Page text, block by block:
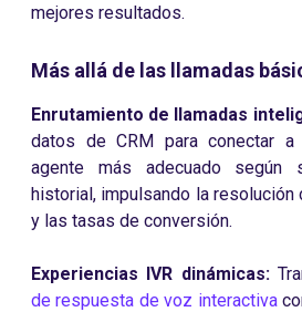
mejores resultados.
Más allá de las llamadas
Enrutamiento de llamadas
datos de CRM para conectar
agente más adecuado según
historial, impulsando la resolución
y las tasas de conversión.
Experiencias IVR dinámicas:
de respuesta de voz interactiva